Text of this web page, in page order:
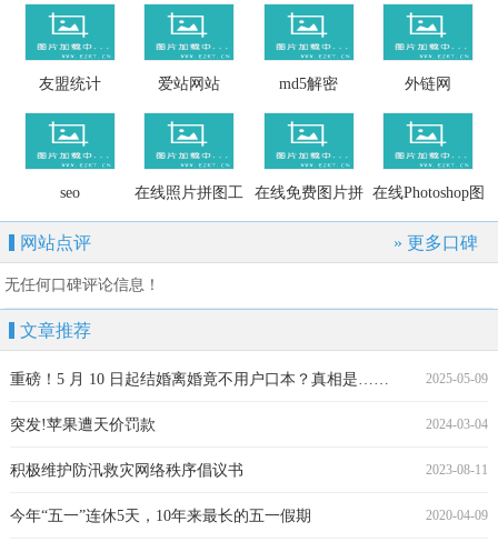
友盟统计 爱站网站 md5解密 外链网
seo 在线照片拼图工 在线免费图片拼 在线Photoshop图
片编辑工具
网站点评 » 更多口碑
无任何口碑评论信息！
文章推荐
2025-05-09
重磅！5 月 10 日起结婚离婚竟不用户口本？真相是……
2024-03-04
突发!苹果遭天价罚款
2023-08-11
积极维护防汛救灾网络秩序倡议书
2020-04-09
今年“五一”连休5天，10年来最长的五一假期